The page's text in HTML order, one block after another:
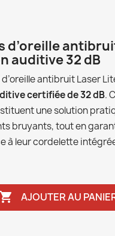
d’oreille
auditive 32 dB
antibruit Laser
certifiée de 32 dB.
une solution
bruyants, tout en
à leur cordelette
 AJOUTER AU